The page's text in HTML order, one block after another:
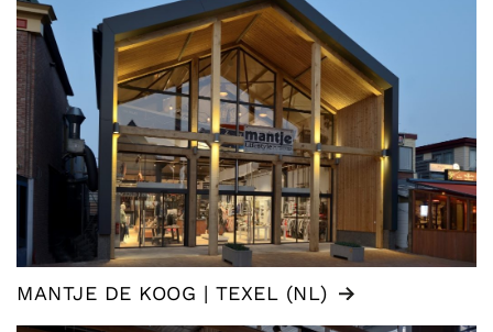
MANTJE DE KOOG | TEXEL (NL)